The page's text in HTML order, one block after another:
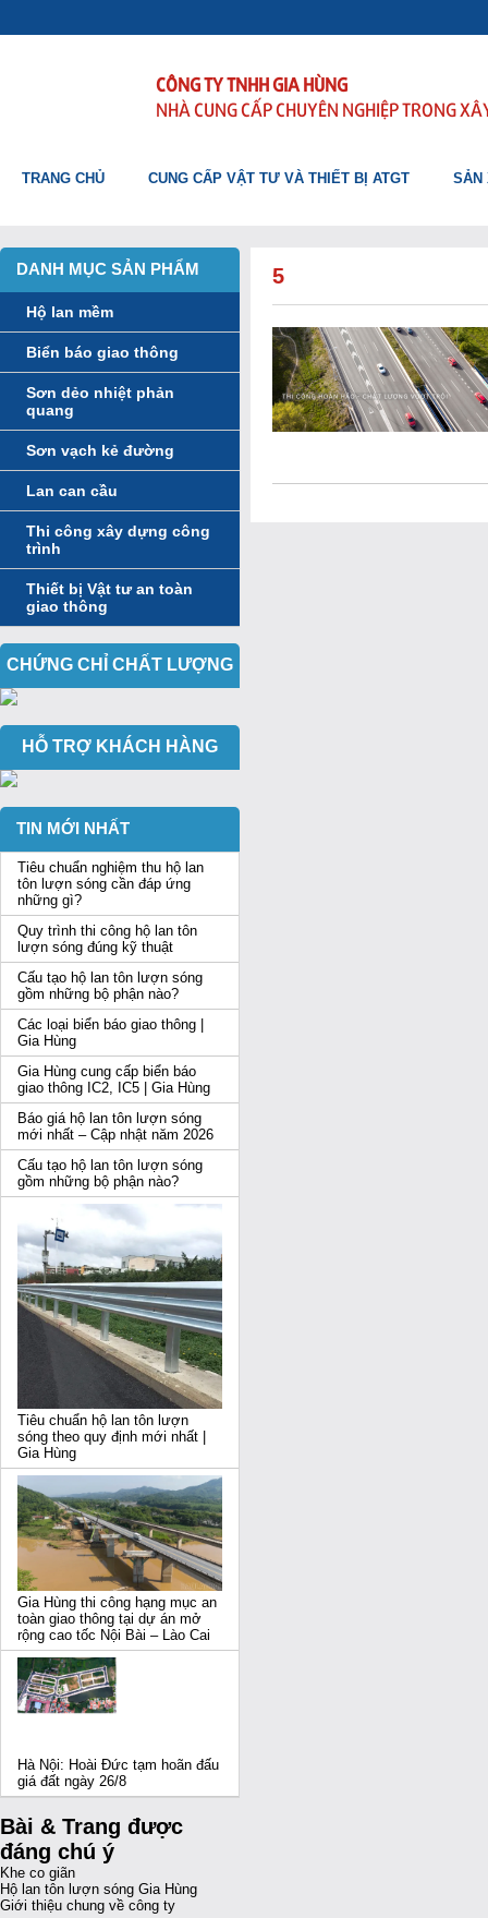
CÔNG TY TNHH GIA HÙNG
NHÀ CUNG CẤP CHUYÊN NGHIỆP TRONG
TRANG CHỦ CUNG CẤP VẬT TƯ VÀ THIẾT BỊ ATGT SẢN
DANH MỤC SẢN PHẨM
Hộ lan mềm
Biển báo giao thông
Sơn dẻo nhiệt phản
quang
Sơn vạch kẻ đường
Lan can cầu
Thi công xây dựng công
trình
Thiết bị Vật tư an toàn
giao thông
CHỨNG CHỈ CHẤT LƯỢNG
HỖ TRỢ KHÁCH HÀNG
TIN MỚI NHẤT
Tiêu chuẩn nghiệm thu hộ lan
tôn lượn sóng cần đáp ứng
những gì?
Quy trình thi công hộ lan tôn
lượn sóng đúng kỹ thuật
Cấu tạo hộ lan tôn lượn sóng
gồm những bộ phận nào?
Các loại biển báo giao thông |
Gia Hùng
Gia Hùng cung cấp biển báo
giao thông IC2, IC5 | Gia Hùng
Báo giá hộ lan tôn lượn sóng
mới nhất – Cập nhật năm 2026
Cấu tạo hộ lan tôn lượn sóng
gồm những bộ phận nào?
Tiêu chuẩn hộ lan tôn lượn
sóng theo quy định mới nhất |
Gia Hùng
Gia Hùng thi công hạng mục an
toàn giao thông tại dự án mở
rộng cao tốc Nội Bài – Lào Cai
Hà Nội: Hoài Đức tạm hoãn đấu
giá đất ngày 26/8
Bài & Trang được
đáng chú ý
Khe co giãn
Hộ lan tôn lượn sóng Gia Hùng
Giới thiệu chung về công ty
5